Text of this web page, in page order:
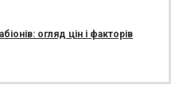
огляд цін і факторів